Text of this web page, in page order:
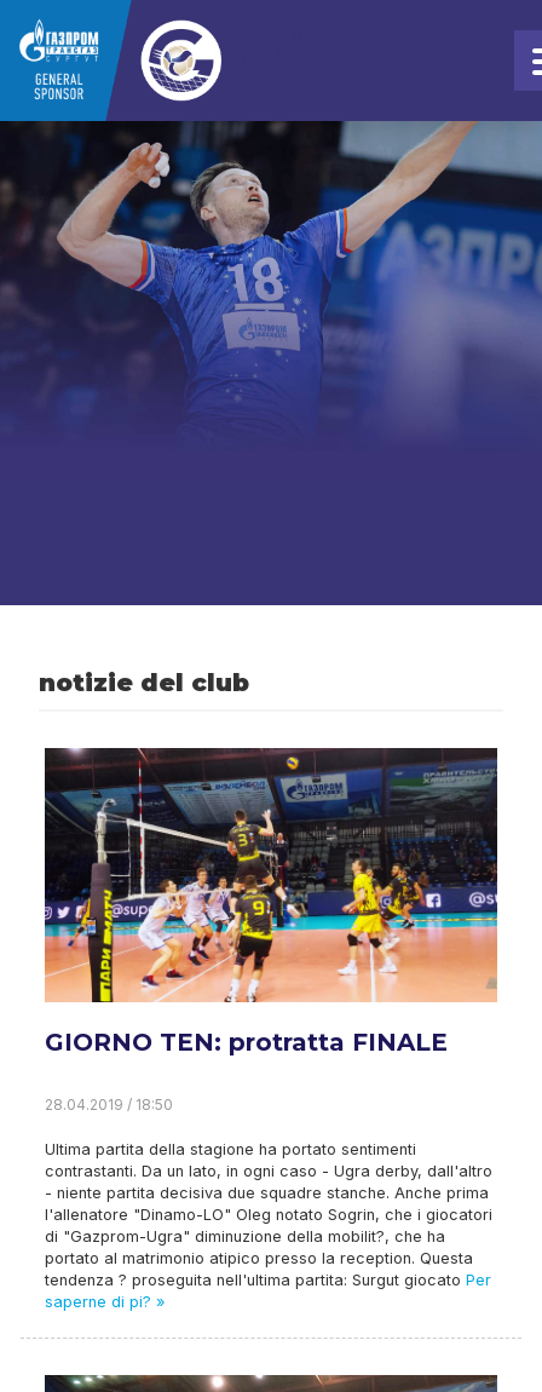
notizie del club
GIORNO TEN: protratta FINALE
28.04.2019 / 18:50
Ultima partita della stagione ha portato sentimenti
contrastanti. Da un lato, in ogni caso - Ugra derby, dall'altro
- niente partita decisiva due squadre stanche. Anche prima
l'allenatore "Dinamo-LO" Oleg notato Sogrin, che i giocatori
di "Gazprom-Ugra" diminuzione della mobilit?, che ha
portato al matrimonio atipico presso la reception. Questa
tendenza ? proseguita nell'ultima partita: Surgut giocato Per
saperne di pi? »